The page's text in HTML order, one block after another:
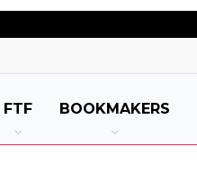
FTF BOOKMAKERS